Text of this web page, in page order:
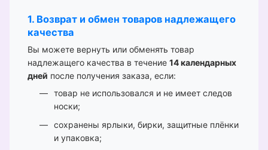
1. Возврат и обмен товаров надлежащего
качества
Вы можете вернуть или обменять товар
надлежащего качества в течение 14 календарных
дней после получения заказа, если:
товар не использовался и не имеет следов
носки;
сохранены ярлыки, бирки, защитные плёнки
и упаковка;